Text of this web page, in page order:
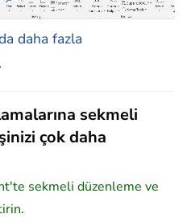
daha fazla
sekmeli
çok daha
sekmeli düzenleme ve